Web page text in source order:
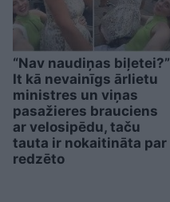
“Nav naudiņas biļetei?”
It kā nevainīgs ārlietu
ministres un viņas
pasažieres brauciens
ar velosipēdu, taču
tauta ir nokaitināta par
redzēto